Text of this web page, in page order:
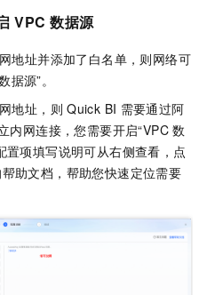
VPC 数据源
地址并添加了白名单，则网络可
据源”。
地址，则 Quick BI 需要通过阿
内网连接，您需要开启“VPC 数
置项填写说明可从右侧查看，点
助文档，帮助您快速定位需要